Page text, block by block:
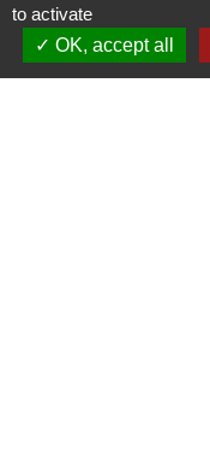
to activate
OK, accept all